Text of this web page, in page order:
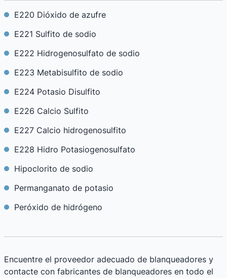
E220 Dióxido de azufre
E221 Sulfito de sodio
E222 Hidrogenosulfato de sodio
E223 Metabisulfito de sodio
E224 Potasio Disulfito
E226 Calcio Sulfito
E227 Calcio hidrogenosulfito
E228 Hidro Potasiogenosulfato
Hipoclorito de sodio
Permanganato de potasio
Peróxido de hidrógeno
Encuentre el proveedor adecuado de blanqueadores y
contacte con fabricantes de blanqueadores en todo el